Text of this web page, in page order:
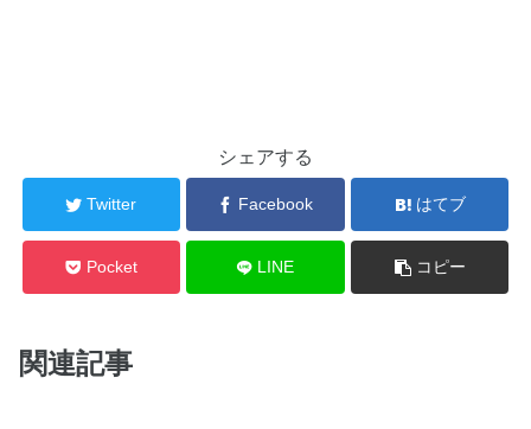
シェアする
Twitter Facebook はてブ
Pocket LINE コピー
関連記事